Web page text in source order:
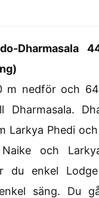
Dharmasala
m nedför och
Dharmasala.
Larkya Phedi
och
du enkel
säng. Du